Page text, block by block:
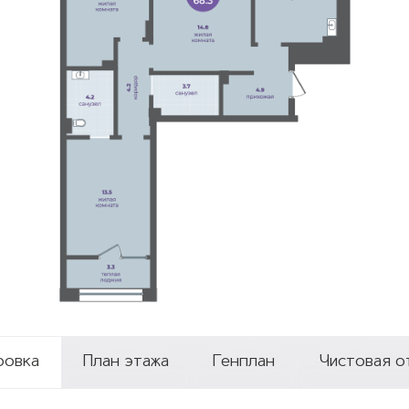
План этажа Генплан Чистовая